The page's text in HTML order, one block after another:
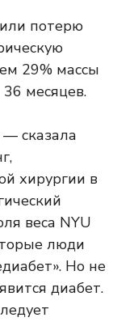
потерю
29% массы
месяцев.
сказала
хирургии в
веса NYU
люди
Но не
диабет.